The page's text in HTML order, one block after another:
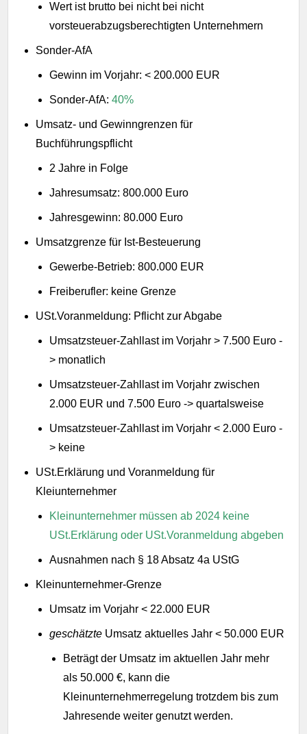
Wert ist brutto bei nicht bei nicht
vorsteuerabzugsberechtigten Unternehmern
Sonder-AfA
Gewinn im Vorjahr: < 200.000 EUR
Sonder-AfA:40%
Umsatz- und Gewinngrenzen für
Buchführungspflicht
2 Jahre in Folge
Jahresumsatz: 800.000 Euro
Jahresgewinn: 80.000 Euro
Umsatzgrenze für Ist-Besteuerung
Gewerbe-Betrieb: 800.000 EUR
Freiberufler: keine Grenze
USt.Voranmeldung: Pflicht zur Abgabe
Umsatzsteuer-Zahllast im Vorjahr > 7.500 Euro -
> monatlich
Umsatzsteuer-Zahllast im Vorjahr zwischen
2.000 EUR und 7.500 Euro -> quartalsweise
Umsatzsteuer-Zahllast im Vorjahr < 2.000 Euro -
> keine
USt.Erklärung und Voranmeldung für
Kleiunternehmer
Kleinunternehmer müssen ab 2024 keine
USt.Erklärung oder USt.Voranmeldung abgeben
Ausnahmen nach § 18 Absatz 4a UStG
Kleinunternehmer-Grenze
Umsatz im Vorjahr < 22.000 EUR
geschätzte Umsatz aktuelles Jahr < 50.000 EUR
Beträgt der Umsatz im aktuellen Jahr mehr
als 50.000 €, kann die
Kleinunternehmerregelung trotzdem bis zum
Jahresende weiter genutzt werden.